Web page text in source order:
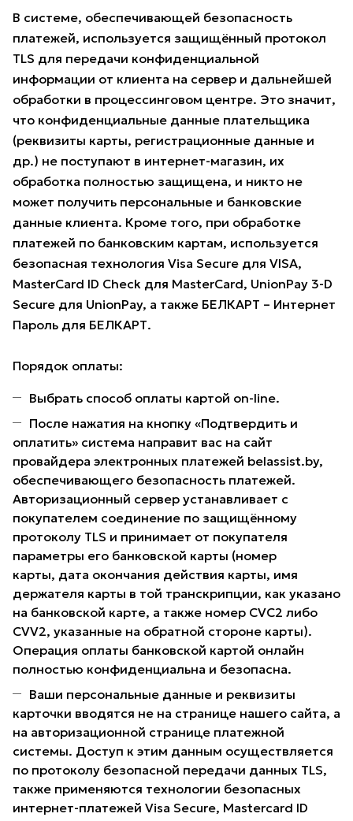
В системе, обеспечивающей безопасность
платежей, используется защищённый протокол
TLS для передачи конфиденциальной
информации от клиента на сервер и дальнейшей
обработки в процессинговом центре. Это значит,
что конфиденциальные данные плательщика
(реквизиты карты, регистрационные данные и
др.) не поступают в интернет-магазин, их
обработка полностью защищена, и никто не
может получить персональные и банковские
данные клиента. Кроме того, при обработке
платежей по банковским картам, используется
безопасная технология Visa Secure для VISA,
MasterCard ID Check для MasterCard, UnionPay 3-D
Secure для UnionPay, а также БЕЛКАРТ – Интернет
Пароль для БЕЛКАРТ.
Порядок оплаты:
Выбрать способ оплаты картой on-line.
После нажатия на кнопку «Подтвердить и
оплатить» система направит вас на сайт
провайдера электронных платежей belassist.by,
обеспечивающего безопасность платежей.
Авторизационный сервер устанавливает с
покупателем соединение по защищённому
протоколу TLS и принимает от покупателя
параметры его банковской карты (номер
карты, дата окончания действия карты, имя
держателя карты в той транскрипции, как указано
на банковской карте, а также номер CVC2 либо
CVV2, указанные на обратной стороне карты).
Операция оплаты банковской картой онлайн
полностью конфиденциальна и безопасна.
Ваши персональные данные и реквизиты
карточки вводятся не на странице нашего сайта, а
на авторизационной странице платежной
системы. Доступ к этим данным осуществляется
по протоколу безопасной передачи данных TLS,
также применяются технологии безопасных
интернет-платежей Visa Secure, Mastercard ID